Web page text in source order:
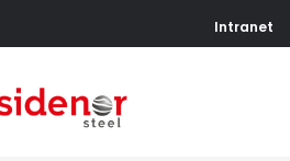
Intranet